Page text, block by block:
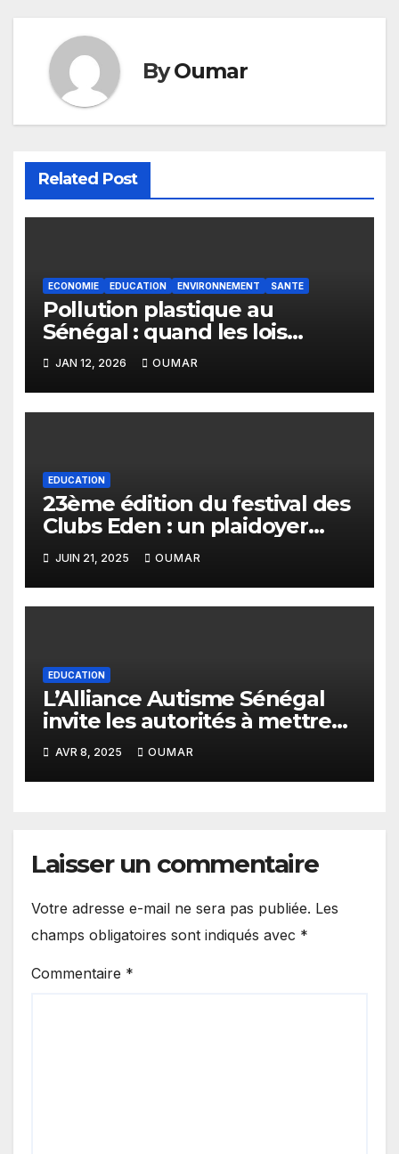
ByOumar
Related Post
ECONOMIE EDUCATION ENVIRONNEMENT SANTE
Pollution plastique au
Sénégal : quand les lois
restent sans effet
JAN 12, 2026 OUMAR
EDUCATION
23ème édition du festival des
Clubs Eden : un plaidoyer
pour un budget sensible aux
droits de l’enfant
JUIN 21, 2025 OUMAR
EDUCATION
L’Alliance Autisme Sénégal
invite les autorités à mettre
en place un programme
d’inclusion scolaire pour les
enfants autistes
AVR 8, 2025 OUMAR
Laisser un commentaire
Votre adresse e-mail ne sera pas publiée. Les
champs obligatoires sont indiqués avec *
Commentaire *